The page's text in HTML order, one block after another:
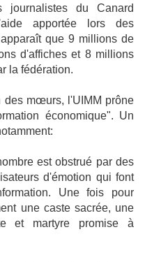
journalistes du Canard
apportée lors des
que 9 millions de
d'affiches et 8 millions
la fédération.
des mœurs, l'UIMM prône
économique". Un
est obstrué par des
d'émotion qui font
Une fois pour
une caste sacrée, une
et martyre promise à